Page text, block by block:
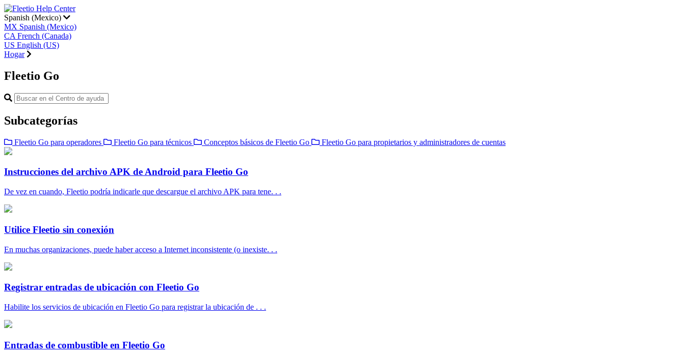
Spanish (Mexico)
MX Spanish (Mexico)
CA French (Canada)
US English (US)
Hogar
Fleetio Go
Subcategorías
Fleetio Go para operadores Fleetio Go para técnicos Conceptos básicos de Fleetio Go Fleetio Go para propietarios y administradores de cuentas
Instrucciones del archivo APK de Android para Fleetio Go
De vez en cuando, Fleetio podría indicarle que descargue el archivo APK para tene. . .
Utilice Fleetio sin conexión
En muchas organizaciones, puede haber acceso a Internet inconsistente (o inexiste. . .
Registrar entradas de ubicación con Fleetio Go
Habilite los servicios de ubicación en Fleetio Go para registrar la ubicación de . . .
Entradas de combustible en Fleetio Go